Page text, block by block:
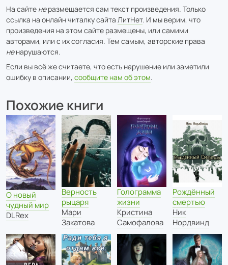
На сайте неразмещается сам текст произведения. Только
ссылка на онлайн читалку сайта ЛитНет. И мы верим, что
произведения на этом сайте размещены, или самими
авторами, или с их согласия. Тем самым, авторские права
ненарушаются.
Если вы всё же считаете, что есть нарушение или заметили
ошибку в описании, сообщите нам об этом.
Похожие книги
О новый
чудный мир
DLRex
Верность
рыцаря
Мари
Закатова
Голограмма
жизни
Кристина
Самофалова
Рождённый
смертью
Ник
Нордвинд